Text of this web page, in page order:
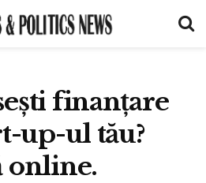
finanțare
up-ul tău?
online.